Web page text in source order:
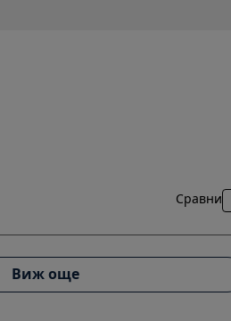
Сравни
Виж още